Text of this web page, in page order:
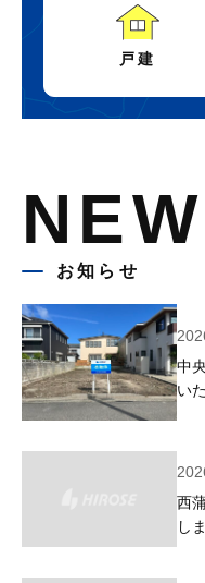
戸建
お知らせ
中
い
西
し